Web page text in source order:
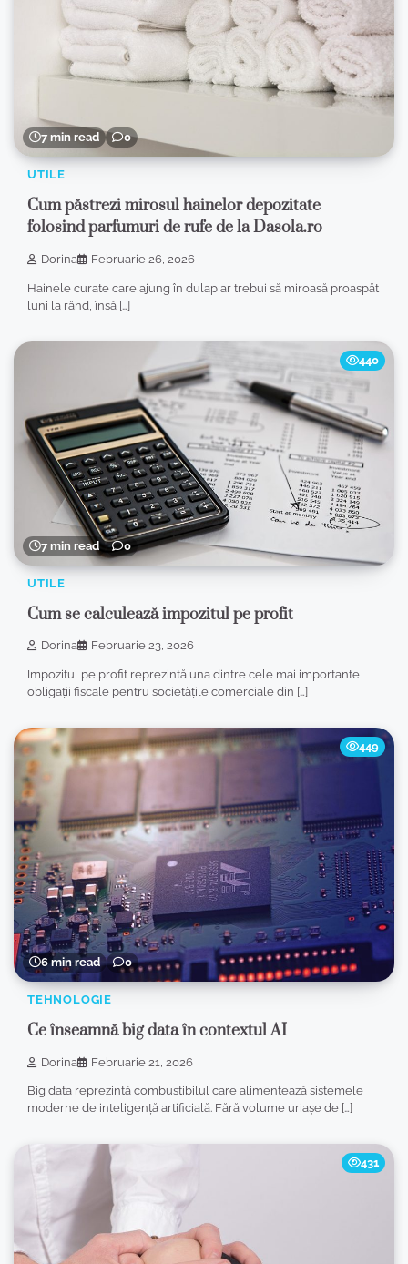
7 min read 0
UTILE
Cum păstrezi mirosul hainelor depozitate
folosind parfumuri de rufe de la Dasola.ro
Dorina Februarie 26, 2026
Hainele curate care ajung în dulap ar trebui să miroasă proaspăt
luni la rând, însă […]
7 min read 0
440
UTILE
Cum se calculează impozitul pe profit
Dorina Februarie 23, 2026
Impozitul pe profit reprezintă una dintre cele mai importante
obligații fiscale pentru societățile comerciale din […]
6 min read 0
449
TEHNOLOGIE
Ce înseamnă big data în contextul AI
Dorina Februarie 21, 2026
Big data reprezintă combustibilul care alimentează sistemele
moderne de inteligență artificială. Fără volume uriașe de […]
431